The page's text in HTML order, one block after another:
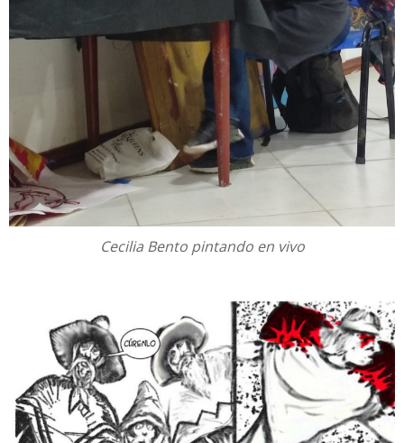
Cecilia Bento pintando en vivo